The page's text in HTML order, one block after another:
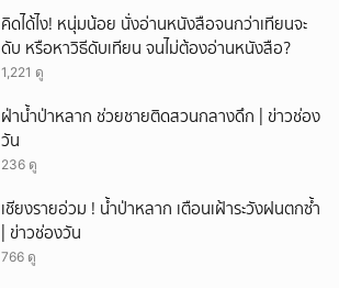
คิดได้ไง! หนุ่มน้อย นั่งอ่านหนังสือจนกว่าเทียนจะ
ดับ หรือหาวิธีดับเทียน จนไม่ต้องอ่านหนังสือ?
1,221 ดู
ฝ่าน้ำป่าหลาก ช่วยชายติดสวนกลางดึก | ข่าวช่อง
วัน
236 ดู
เชียงรายอ่วม ! น้ำป่าหลาก เตือนเฝ้าระวังฝนตกซ้ำ
| ข่าวช่องวัน
766 ดู